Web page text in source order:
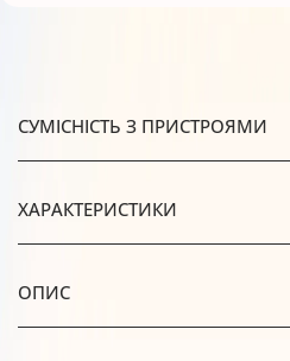
СУМІСНІСТЬ З ПРИСТРОЯМИ
ХАРАКТЕРИСТИКИ
ОПИС